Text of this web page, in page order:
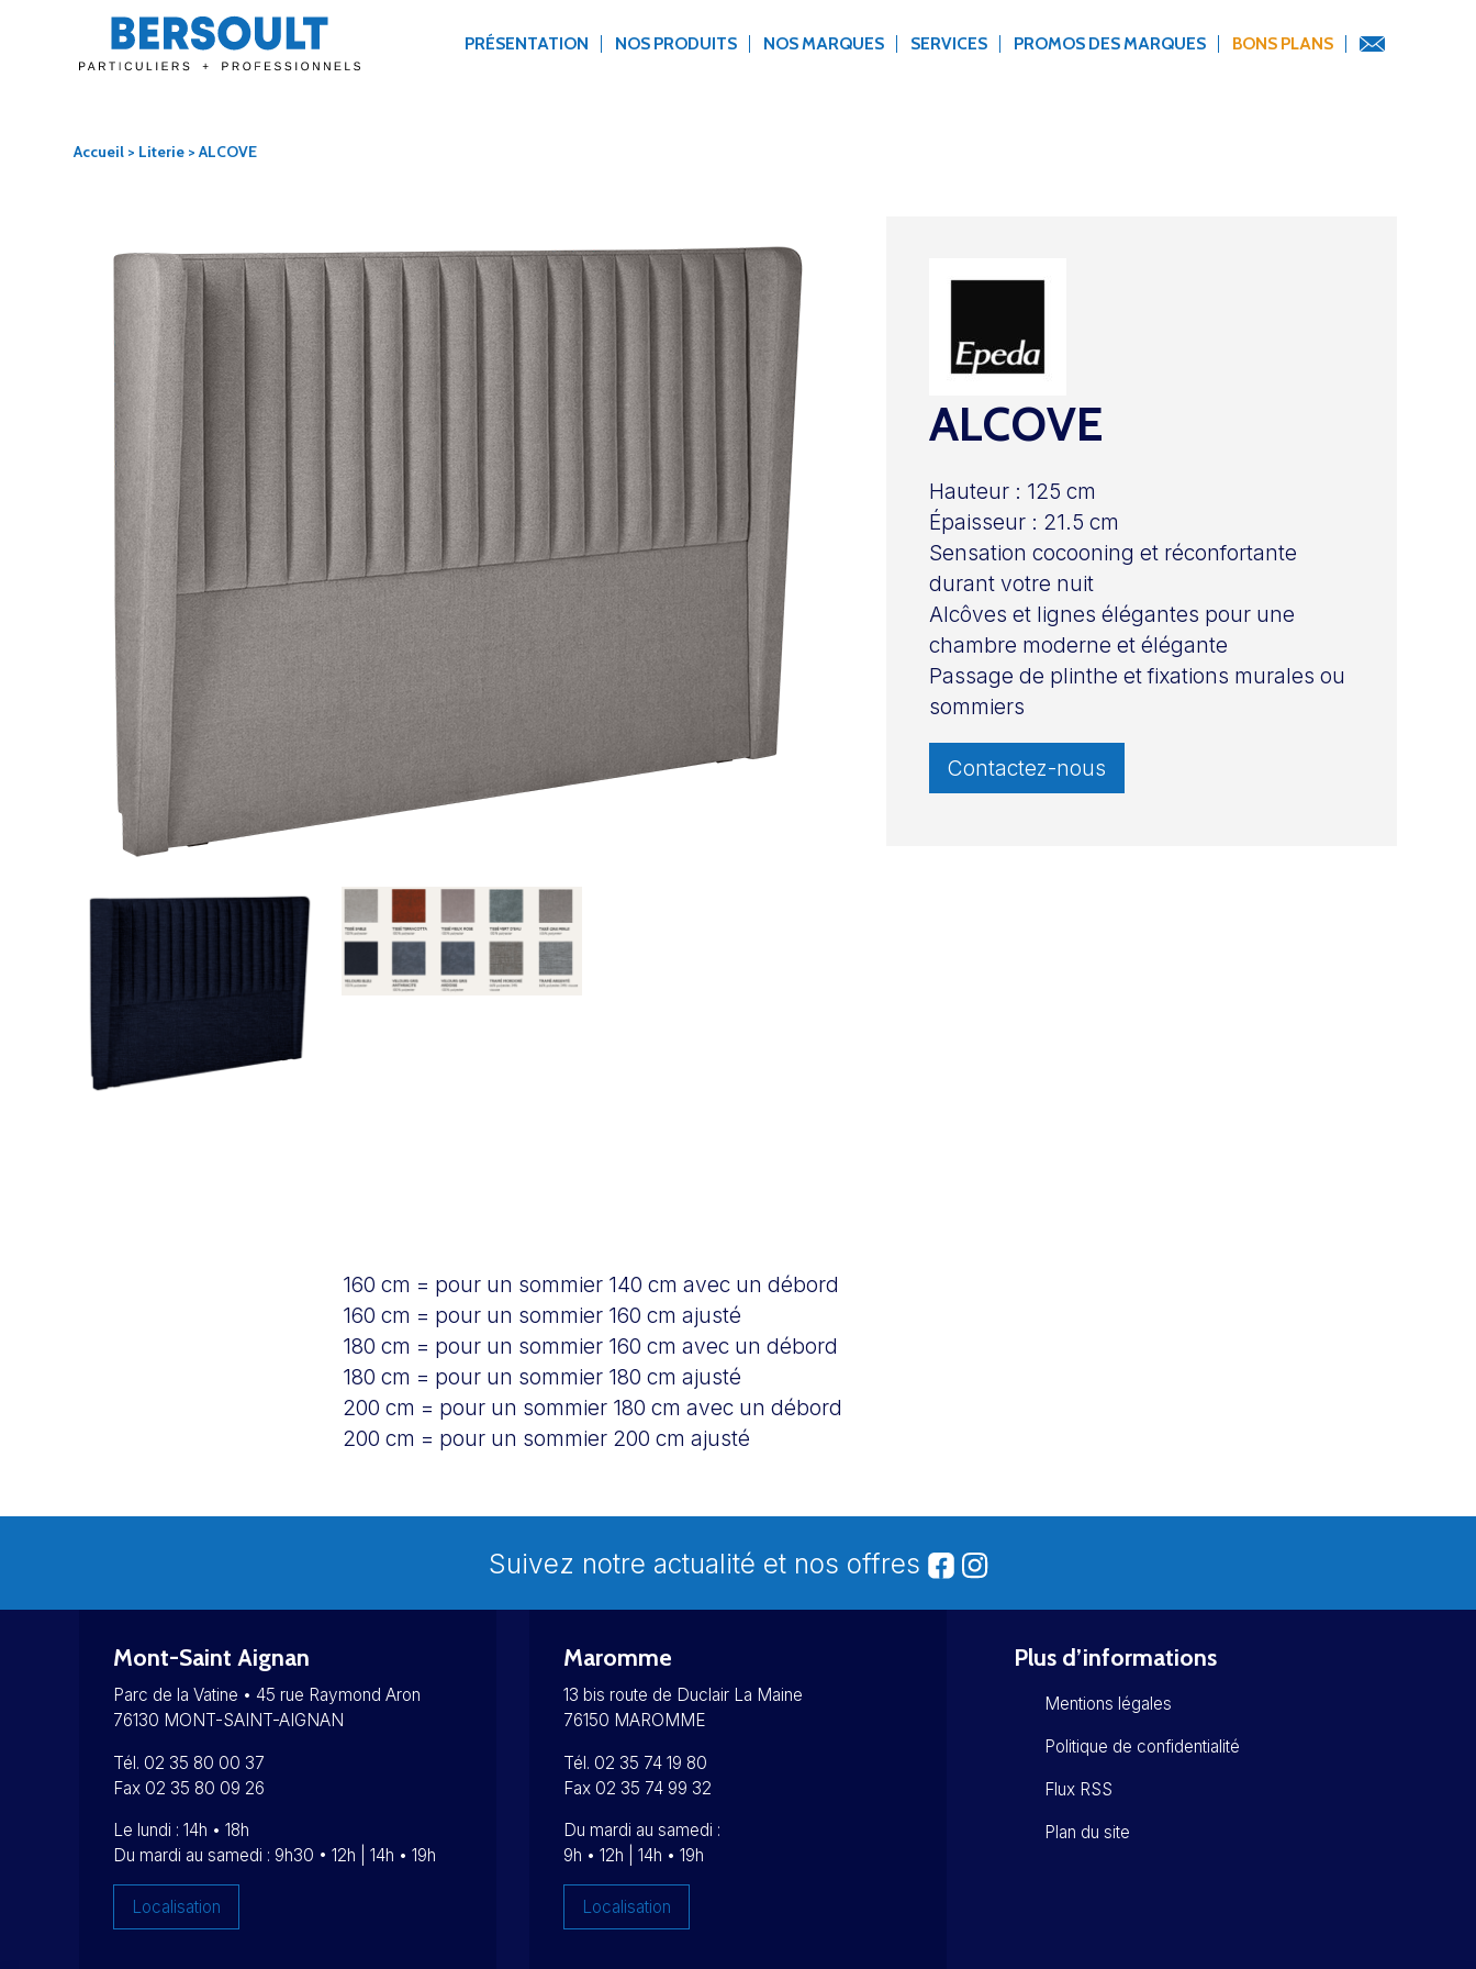
PRÉSENTATION NOS PRODUITS NOS MARQUES SERVICES PROMOS DES MARQUES BONS PLANS
Accueil > Literie > ALCOVE
ALCOVE
Hauteur : 125 cm
Épaisseur : 21.5 cm
Sensation cocooning et réconfortante
durant votre nuit
Alcôves et lignes élégantes pour une
chambre moderne et élégante
Passage de plinthe et fixations murales ou
sommiers
Contactez-nous
160 cm = pour un sommier 140 cm avec un débord
160 cm = pour un sommier 160 cm ajusté
180 cm = pour un sommier 160 cm avec un débord
180 cm = pour un sommier 180 cm ajusté
200 cm = pour un sommier 180 cm avec un débord
200 cm = pour un sommier 200 cm ajusté
Suivez notre actualité et nos offres
Mont-Saint Aignan
Parc de la Vatine • 45 rue Raymond Aron
76130 MONT-SAINT-AIGNAN
Tél. 02 35 80 00 37
Fax 02 35 80 09 26
Le lundi : 14h • 18h
Du mardi au samedi : 9h30 • 12h | 14h • 19h
Localisation
Maromme
13 bis route de Duclair La Maine
76150 MAROMME
Tél. 02 35 74 19 80
Fax 02 35 74 99 32
Du mardi au samedi :
9h • 12h | 14h • 19h
Localisation
Plus d’informations
Mentions légales
Politique de confidentialité
Flux RSS
Plan du site